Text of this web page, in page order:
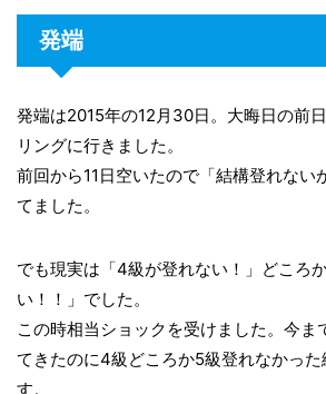
発端
発端は2015年の12月30日。大晦日の前
リングに行きました。
前回から11日空いたので「結構登れない
てました。
でも現実は「4級が登れない！」どころ
い！！」でした。
この時相当ショックを受けました。今ま
てきたのに4級どころか5級登れなかっ
す。